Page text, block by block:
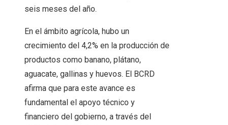
seis meses del año.
En el ámbito agrícola, hubo un
crecimiento del 4,2% en la producción de
productos como banano, plátano,
aguacate, gallinas y huevos. El BCRD
afirma que para este avance es
fundamental el apoyo técnico y
financiero del gobierno, a través del